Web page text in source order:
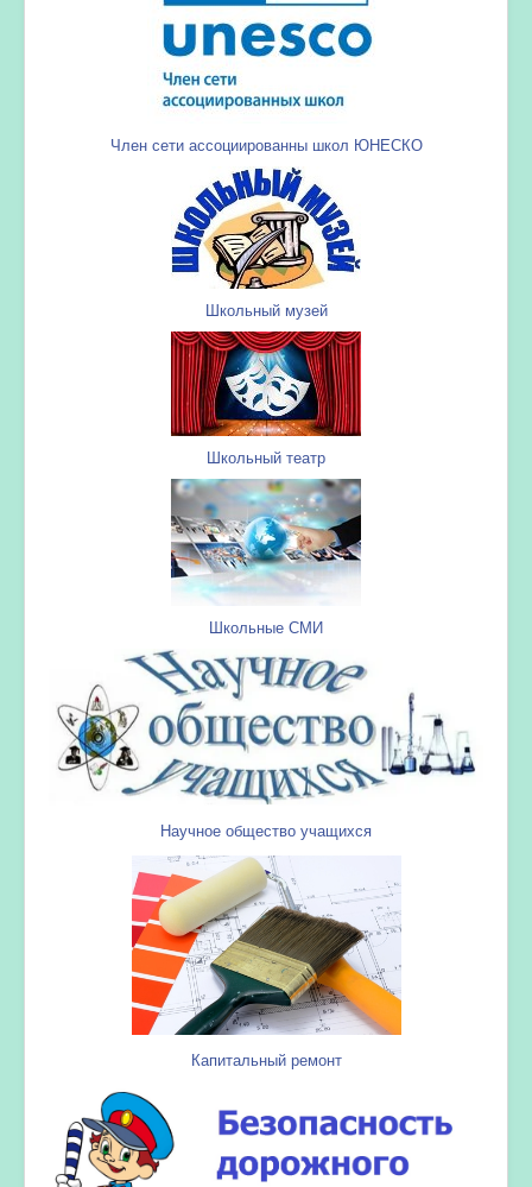
Член сети ассоциированны школ ЮНЕСКО
Школьный музей
Школьный театр
Школьные СМИ
Научное общество учащихся
Капитальный ремонт